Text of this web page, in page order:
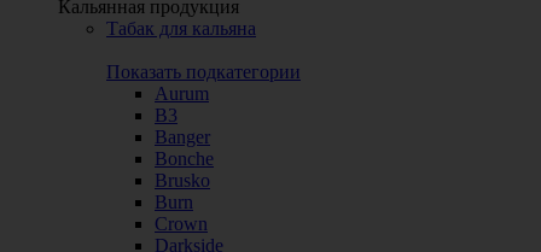
Кальянная продукция
Табак для кальяна
Показать подкатегории
Aurum
B3
Banger
Bonche
Brusko
Burn
Crown
Darkside